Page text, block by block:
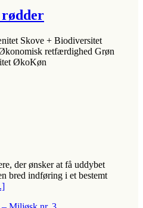
Skove + Biodiversitet
retfærdighed Grøn
ØkoKøn
der ønsker at få uddybet
bred indføring i et bestemt